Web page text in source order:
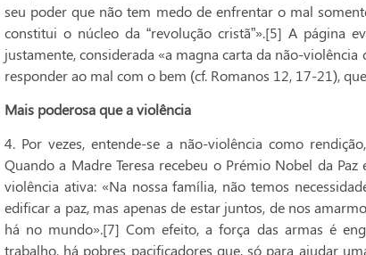
seu poder que não tem medo de enfrentar o mal
constitui o núcleo da “revolução cristã”».[5] A página
justamente, considerada «a magna carta da não-
responder ao mal com o bem (cf. Romanos 12, 17-21),
Mais poderosa que a violência
4. Por vezes, entende-se a não-violência como
Quando a Madre Teresa recebeu o Prémio Nobel da
violência ativa: «Na nossa família, não temos
edificar a paz, mas apenas de estar juntos, de nos
há no mundo».[7] Com efeito, a força das armas é
trabalho, há pobres pacificadores que, só para ajudar